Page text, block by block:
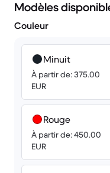
Modèles
Couleur
Minuit
À partir de: 375.00
EUR
Rouge
À partir de: 450.00
EUR